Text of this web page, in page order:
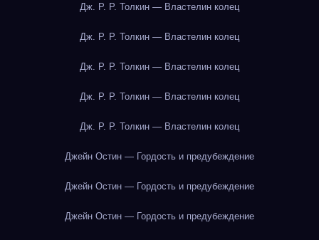
Дж. Р. Р. Толкин — Властелин колец
Дж. Р. Р. Толкин — Властелин колец
Дж. Р. Р. Толкин — Властелин колец
Дж. Р. Р. Толкин — Властелин колец
Дж. Р. Р. Толкин — Властелин колец
Джейн Остин — Гордость и предубеждение
Джейн Остин — Гордость и предубеждение
Джейн Остин — Гордость и предубеждение